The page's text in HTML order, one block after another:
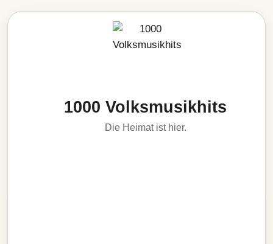
1000 Volksmusikhits
Die Heimat ist hier.